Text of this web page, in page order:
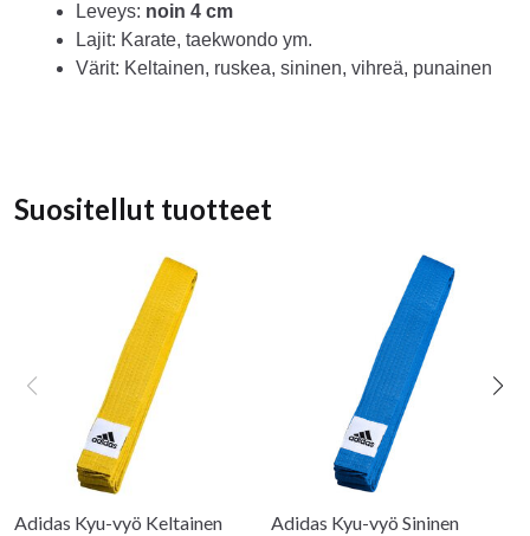
Leveys: noin 4 cm
Lajit: Karate, taekwondo ym.
Värit: Keltainen, ruskea, sininen, vihreä, punainen
Suositellut tuotteet
Adidas Kyu-vyö Keltainen Adidas Kyu-vyö Sininen